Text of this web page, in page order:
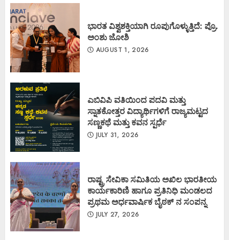
ಭಾರತ ವಿಶ್ವಶಕ್ತಿಯಾಗಿ ರೂಪುಗೊಳ್ಳುತ್ತಿದೆ: ಪ್ರೊ.
ಅಂಶು ಜೋಶಿ
AUGUST 1, 2026
ಎಬಿವಿಪಿ ವತಿಯಿಂದ ಪದವಿ ಮತ್ತು
ಸ್ನಾತಕೋತ್ತರ ವಿದ್ಯಾರ್ಥಿಗಳಿಗೆ ರಾಜ್ಯಮಟ್ಟದ
ಸಣ್ಣಕಥೆ ಮತ್ತು ಕವನ ಸ್ಪರ್ಧೆ
JULY 31, 2026
ರಾಷ್ಟ್ರ ಸೇವಿಕಾ ಸಮಿತಿಯ ಅಖಿಲ ಭಾರತೀಯ
ಕಾರ್ಯಕಾರಿಣಿ ಹಾಗೂ ಪ್ರತಿನಿಧಿ ಮಂಡಲದ
ಪ್ರಥಮ ಅರ್ಧವಾರ್ಷಿಕ ಬೈಠಕ್ ನ ಸಂಪನ್ನ
JULY 27, 2026